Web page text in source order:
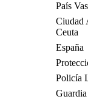
País
Ciudad
Ceuta
España
Policía